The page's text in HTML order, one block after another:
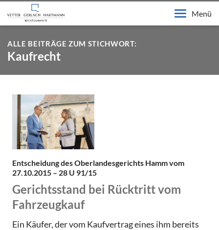
Menü
ALLE BEITRÄGE ZUM STICHWORT:
Kaufrecht
Entscheidung des Oberlandesgerichts Hamm vom
27.10.2015 – 28 U 91/15
Gerichtsstand bei Rücktritt vom
Fahrzeugkauf
Ein Käufer, der vom Kaufvertrag eines ihm bereits